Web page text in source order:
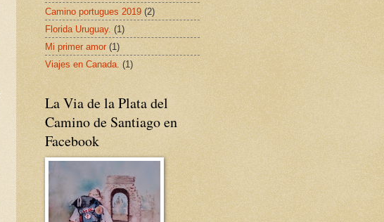
Camino portugues 2019 (2)
Florida Uruguay. (1)
Mi primer amor (1)
Viajes en Canada. (1)
La Via de la Plata del
Camino de Santiago en
Facebook